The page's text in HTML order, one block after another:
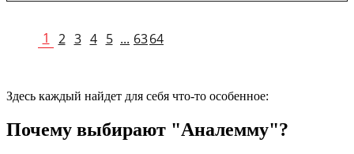
1 2 3 4 5 ... 6364
Здесь каждый найдет для себя что-то особенное:
Почему выбирают "Аналемму"?